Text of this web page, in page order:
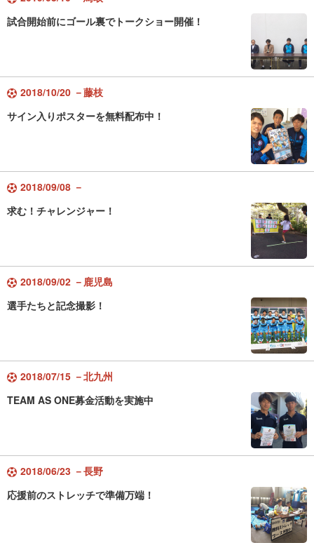
試合開始前にゴール裏でトークショー開催！
2018/10/20 －藤枝
サイン入りポスターを無料配布中！
2018/09/08 －
求む！チャレンジャー！
2018/09/02 －鹿児島
選手たちと記念撮影！
2018/07/15 －北九州
TEAM AS ONE募金活動を実施中
2018/06/23 －長野
応援前のストレッチで準備万端！